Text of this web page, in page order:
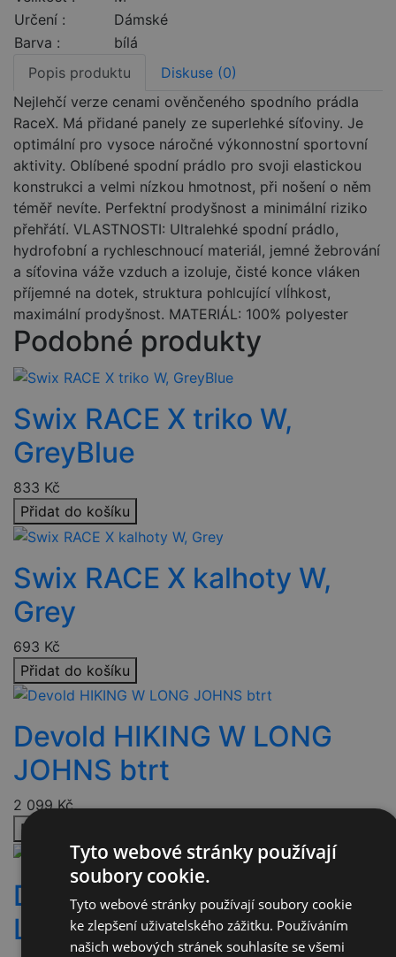
Určení :
Dámské
Barva :
bílá
Popis produktu
Diskuse (0)
Nejlehčí verze cenami ověnčeného spodního prádla
RaceX. Má přidané panely ze superlehké síťoviny. Je
optimální pro vysoce náročné výkonnostní sportovní
aktivity. Oblíbené spodní prádlo pro svoji elastickou
konstrukci a velmi nízkou hmotnost, při nošení o něm
téměř nevíte. Perfektní prodyšnost a minimální riziko
přehřátí. VLASTNOSTI: Ultralehké spodní prádlo,
hydrofobní a rychleschnoucí materiál, jemné žebrování
a síťovina váže vzduch a izoluje, čisté konce vláken
příjemné na dotek, struktura pohlcující vlĺhkost,
maximální prodyšnost. MATERIÁL: 100% polyester
Podobné produkty
Swix RACE X triko W,
GreyBlue
833 Kč
Přidat do košíku
Swix RACE X kalhoty W,
Grey
693 Kč
Přidat do košíku
Devold HIKING W LONG
JOHNS btrt
2 099Kč
Přidat do košíku
Devold HIKING W 3/4
LONG JOHNS blk
Tyto webové stránky používají
soubory cookie.
Tyto webové stránky používají soubory cookie
ke zlepšení uživatelského zážitku. Používáním
našich webových stránek souhlasíte se všemi